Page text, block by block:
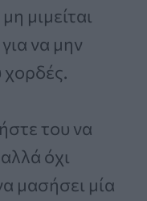
μιμείται
να μην
χορδές.
του να
όχι
μασήσει μία